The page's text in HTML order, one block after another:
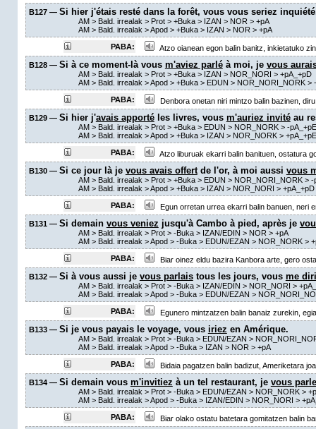
B127 — Si hier j'étais resté dans la forêt, vous vous seriez
AM> Bald. irrealak > Prot> +Buka> IZAN > NOR > +pA
AM> Bald. irrealak >Apod> +Buka> IZAN > NOR > +pA
PABA:
Atzo oianean egon balin banitz, inkietatuko
B128 — Si à ce moment-là vous m'aviez parléà moi, je vous
AM> Bald. irrealak > Prot> +Buka> IZAN > NOR_NORI > +pA_+pD
AM> Bald. irrealak >Apod> +Buka> EDUN > NOR_NORI_NORK >
PABA:
Denbora onetan niri mintzo balin bazinen,
B129 — Si hier j'avais apportéles livres, vous m'auriez invitéau
AM> Bald. irrealak > Prot> +Buka> EDUN > NOR_NORK > -pA_+pE
AM> Bald. irrealak >Apod> +Buka> IZAN > NOR_NORK > +pA_+pE
PABA:
Atzo liburuak ekarri balin banituen, ostatura
B130 — Si ce jour là je vous avais offertde l'or, à moi aussi vous
AM> Bald. irrealak > Prot> +Buka> EDUN > NOR_NORI_NORK > -
AM> Bald. irrealak >Apod> +Buka> IZAN > NOR_NORI > +pA_+pD
PABA:
Egun orretan urrea ekarri balin banuen, neri
B131 — Si demain vous veniez jusqu'à Cambo à pied, après je
AM> Bald. irrealak > Prot> -Buka> IZAN/EDIN > NOR > +pA
AM> Bald. irrealak >Apod> -Buka> EDUN/EZAN > NOR_NORK >
PABA:
Biar oinez eldu bazira Kanbora arte, gero
B132 — Si à vous aussi je vous parlaistous les jours, vous me
AM> Bald. irrealak > Prot> -Buka> IZAN/EDIN > NOR_NORI >
AM> Bald. irrealak >Apod> -Buka> EDUN/EZAN >
PABA:
Egunero mintzatzen balin banaiz zurekin,
B133 — Si je vous payais le voyage, vous iriez en Amérique.
AM> Bald. irrealak > Prot> -Buka> EDUN/EZAN >
AM> Bald. irrealak >Apod> -Buka> IZAN > NOR > +pA
PABA:
Bidaia pagatzen balin badizut, Ameriketara
B134 — Si demain vous m'invitiez à un tel restaurant, je vous
AM> Bald. irrealak > Prot> -Buka> EDUN/EZAN > NOR_NORK >
AM> Bald. irrealak >Apod> -Buka> IZAN/EDIN > NOR_NORI >
PABA:
Biar olako ostatu batetara gomitatzen balin